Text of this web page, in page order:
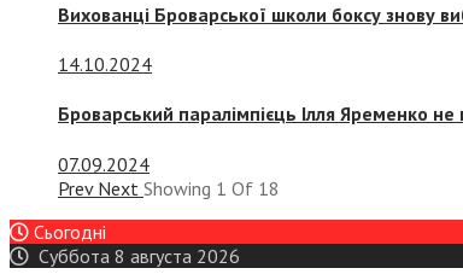
Вихованці Броварської школи боксу знову
14.10.2024
Броварський паралімпієць Ілля Яременко
07.09.2024
Prev Next Showing 1 Of 18
Сьогодні
Суббота 8 августа 2026